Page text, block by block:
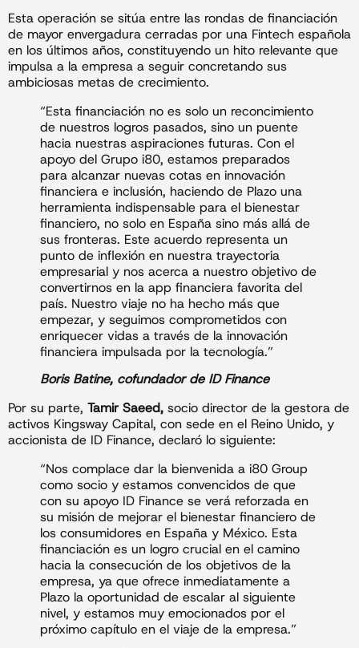
Esta operación se sitúa entre las rondas de financiación
de mayor envergadura cerradas por una Fintech española
en los últimos años, constituyendo un hito relevante que
impulsa a la empresa a seguir concretando sus
ambiciosas metas de crecimiento.
“Esta financiación no es solo un reconcimiento
de nuestros logros pasados, sino un puente
hacia nuestras aspiraciones futuras. Con el
apoyo del Grupo i80, estamos preparados
para alcanzar nuevas cotas en innovación
financiera e inclusión, haciendo de Plazo una
herramienta indispensable para el bienestar
financiero, no solo en España sino más allá de
sus fronteras. Este acuerdo representa un
punto de inflexión en nuestra trayectoria
empresarial y nos acerca a nuestro objetivo de
convertirnos en la app financiera favorita del
país. Nuestro viaje no ha hecho más que
empezar, y seguimos comprometidos con
enriquecer vidas a través de la innovación
financiera impulsada por la tecnología.”
Boris Batine, cofundador de ID Finance
Por su parte, Tamir Saeed, socio director de la gestora de
activos Kingsway Capital, con sede en el Reino Unido, y
accionista de ID Finance, declaró lo siguiente:
“Nos complace dar la bienvenida a i80 Group
como socio y estamos convencidos de que
con su apoyo ID Finance se verá reforzada en
su misión de mejorar el bienestar financiero de
los consumidores en España y México. Esta
financiación es un logro crucial en el camino
hacia la consecución de los objetivos de la
empresa, ya que ofrece inmediatamente a
Plazo la oportunidad de escalar al siguiente
nivel, y estamos muy emocionados por el
próximo capítulo en el viaje de la empresa.”